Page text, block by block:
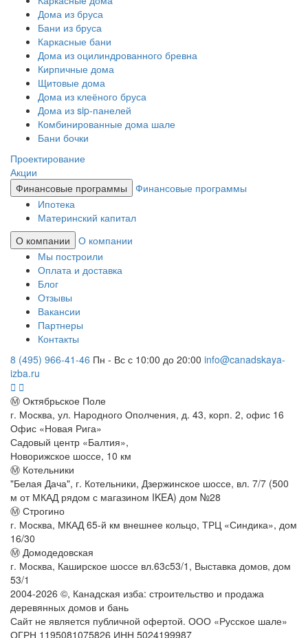
Дома из бруса
Бани из бруса
Каркасные бани
Дома из оцилиндрованного бревна
Кирпичные дома
Щитовые дома
Дома из клеёного бруса
Дома из sip-панелей
Комбинированные дома шале
Бани бочки
Проектирование
Акции
Финансовые программы
Финансовые программы
Ипотека
Материнский капитал
О компании
О компании
Мы построили
Оплата и доставка
Блог
Отзывы
Вакансии
Партнеры
Контакты
8 (495) 966-41-46 Пн - Вс с 10:00 до 20:00 info@canadskaya-
izba.ru
Ⓜ Октябрьское Поле
г. Москва, ул. Народного Ополчения, д. 43, корп. 2, офис 16
Офис «Новая Рига»
Садовый центр «Балтия»,
Новорижское шоссе, 10 км
Ⓜ Котельники
"Белая Дача", г. Котельники, Дзержинское шоссе, вл. 7/7 (500
м от МКАД рядом с магазином IKEA) дом №28
Ⓜ Строгино
г. Москва, МКАД 65-й км внешнее кольцо, ТРЦ «Синдика», дом
16/30
Ⓜ Домодедовская
г. Москва, Каширское шоссе вл.63с53/1, Выставка домов, дом
53/1
2004-2026 ©, Канадская изба: строительство и продажа
деревянных домов и бань
Сайт не является публичной офертой. ООО «Русское шале»
ОГРН 1195081075826 ИНН 5024199987